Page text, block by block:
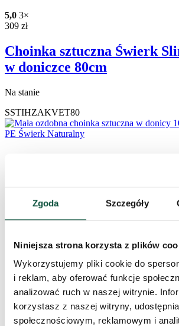
Zgoda Szczegóły
Niniejsza strona korzysta z plików
Wykorzystujemy pliki cookie do
i reklam, aby oferować funkcje
analizować ruch w naszej witrynie.
korzystasz z naszej witryny,
społecznościowym, reklamowym i
5,0 3×
309 zł
Choinka sztuczna Świerk
w doniczce 80cm
Na stanie
SSTIHZAKVET80